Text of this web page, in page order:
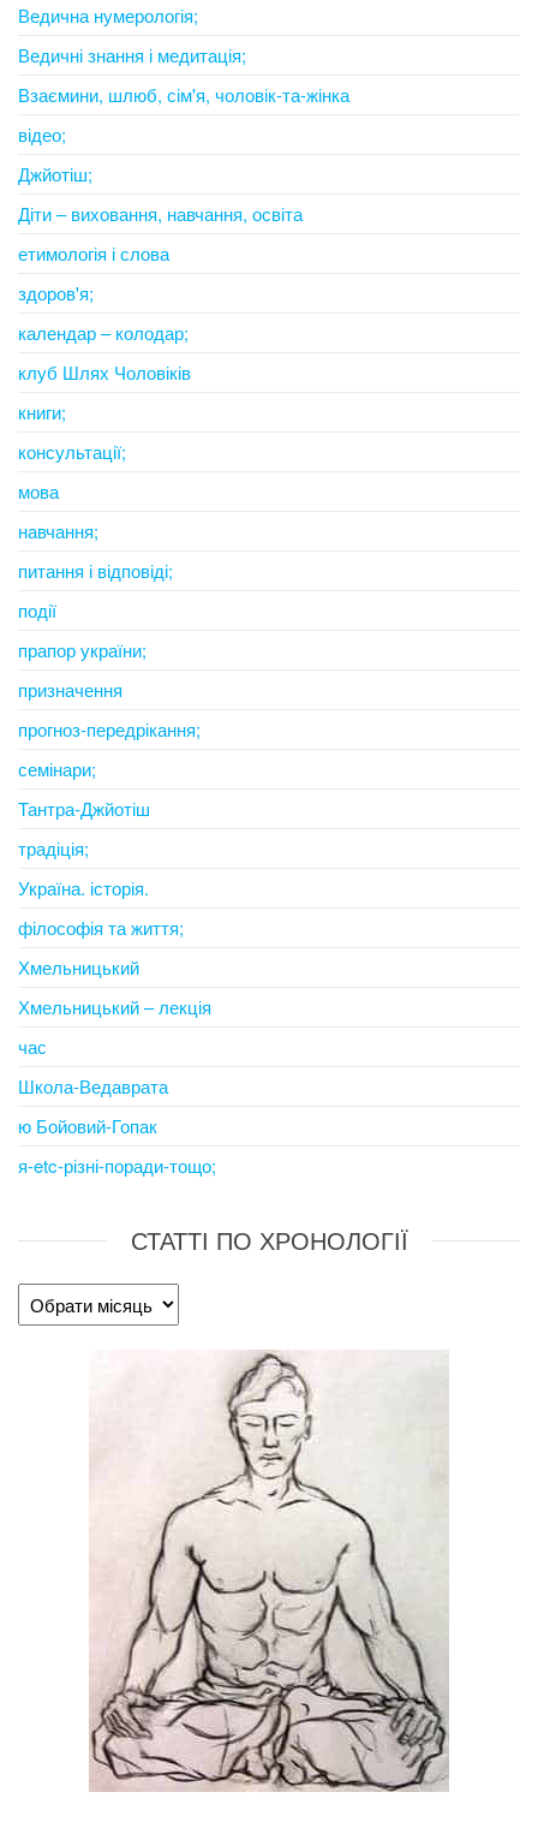
Ведична нумерологія;
Ведичні знання і медитація;
Взаємини, шлюб, сім'я, чоловік-та-жінка
відео;
Джйотіш;
Діти – виховання, навчання, освіта
етимологія і слова
здоров'я;
календар – колодар;
клуб Шлях Чоловіків
книги;
консультації;
мова
навчання;
питання і відповіді;
події
прапор україни;
призначення
прогноз-передрікання;
семінари;
Тантра-Джйотіш
традіція;
Україна. історія.
філософія та життя;
Хмельницький
Хмельницький – лекція
час
Школа-Ведаврата
ю Бойовий-Гопак
я-etc-різні-поради-тощо;
СТАТТІ ПО ХРОНОЛОГІЇ
Статті
по